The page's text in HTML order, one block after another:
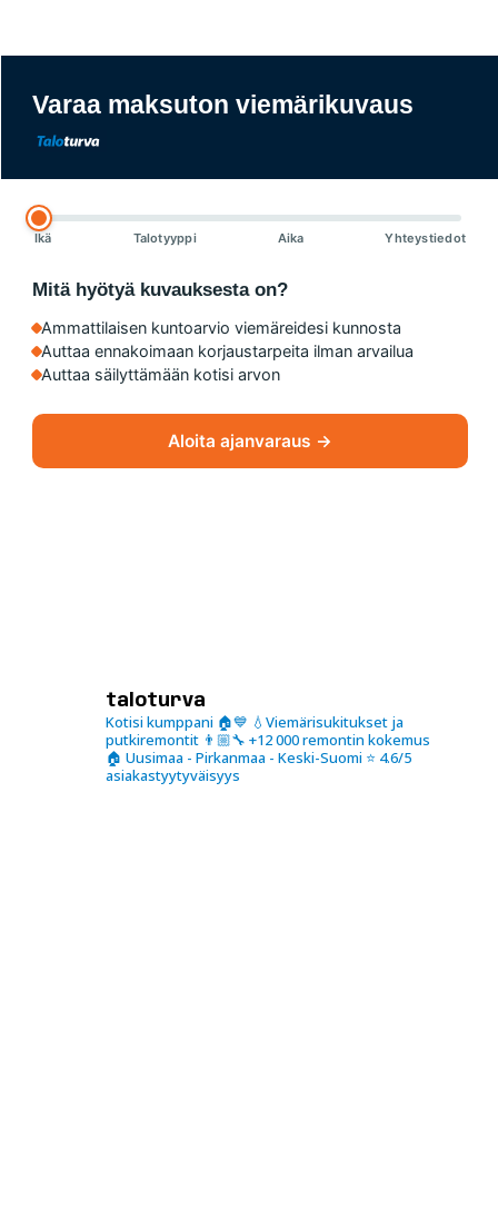
Varaa maksuton viemärikuvaus
Ikä Talotyyppi Aika Yhteystiedot
Mitä hyötyä kuvauksesta on?
Ammattilaisen kuntoarvio viemäreidesi kunnosta
Auttaa ennakoimaan korjaustarpeita ilman arvailua
Auttaa säilyttämään kotisi arvon
Aloita ajanvaraus →
taloturva
Kotisi kumppani 🏠💙 💧Viemärisukitukset ja
putkiremontit👨🏼‍🔧 +12 000 remontin kokemus
🏠 Uusimaa - Pirkanmaa - Keski-Suomi ⭐️ 4.6/5
asiakastyytyväisyys